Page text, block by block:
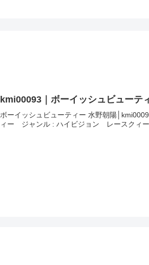
kmi00093｜ボーイッシュビューテ
ボーイッシュビューティー 水野朝陽
ィー ジャンル : ハイビジョン レースクィ